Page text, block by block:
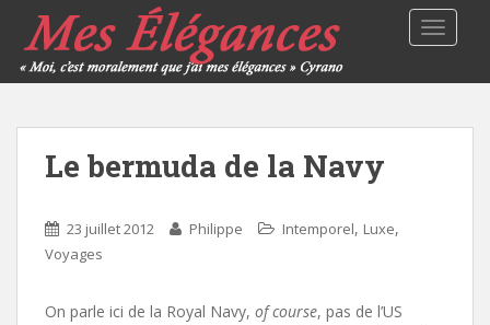
Le bermuda de la Navy
23 juillet 2012 Philippe Intemporel, Luxe,
Voyages
On parle ici de la Royal Navy, of course, pas de l’US